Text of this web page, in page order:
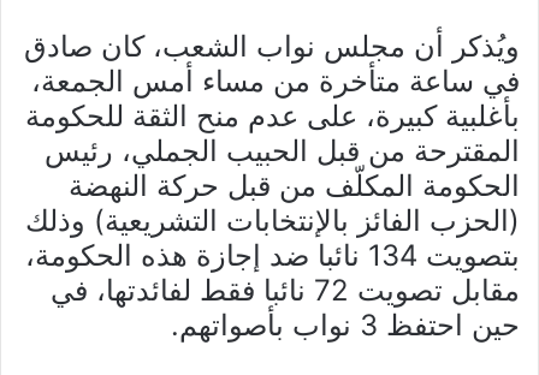
ويُذكر أن مجلس نواب الشعب، كان صادق
في ساعة متأخرة من مساء أمس الجمعة،
بأغلبية كبيرة، على عدم منح الثقة للحكومة
المقترحة من قبل الحبيب الجملي، رئيس
الحكومة المكلّف من قبل حركة النهضة
(الحزب الفائز بالإنتخابات التشريعية) وذلك
بتصويت 134 نائبا ضد إجازة هذه الحكومة،
مقابل تصويت 72 نائبا فقط لفائدتها، في
حين احتفظ 3 نواب بأصواتهم.